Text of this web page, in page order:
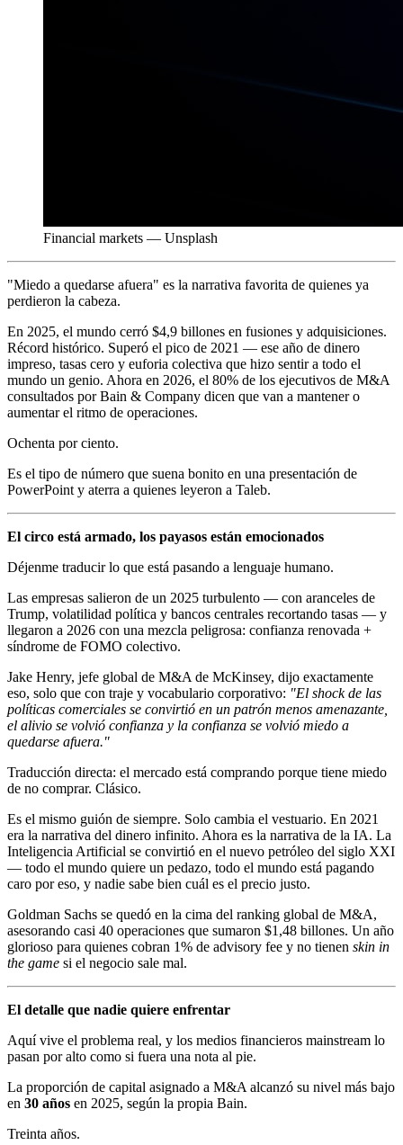
Financial markets — Unsplash
"Miedo a quedarse afuera" es la narrativa favorita de quienes ya
perdieron la cabeza.
En 2025, el mundo cerró $4,9 billones en fusiones y adquisiciones.
Récord histórico. Superó el pico de 2021 — ese año de dinero
impreso, tasas cero y euforia colectiva que hizo sentir a todo el
mundo un genio. Ahora en 2026, el 80% de los ejecutivos de M&A
consultados por Bain & Company dicen que van a mantener o
aumentar el ritmo de operaciones.
Ochenta por ciento.
Es el tipo de número que suena bonito en una presentación de
PowerPoint y aterra a quienes leyeron a Taleb.
El circo está armado, los payasos están emocionados
Déjenme traducir lo que está pasando a lenguaje humano.
Las empresas salieron de un 2025 turbulento — con aranceles de
Trump, volatilidad política y bancos centrales recortando tasas — y
llegaron a 2026 con una mezcla peligrosa: confianza renovada +
síndrome de FOMO colectivo.
Jake Henry, jefe global de M&A de McKinsey, dijo exactamente
eso, solo que con traje y vocabulario corporativo: "El shock de las
políticas comerciales se convirtió en un patrón menos amenazante,
el alivio se volvió confianza y la confianza se volvió miedo a
quedarse afuera."
Traducción directa: el mercado está comprando porque tiene miedo
de no comprar. Clásico.
Es el mismo guión de siempre. Solo cambia el vestuario. En 2021
era la narrativa del dinero infinito. Ahora es la narrativa de la IA. La
Inteligencia Artificial se convirtió en el nuevo petróleo del siglo XXI
— todo el mundo quiere un pedazo, todo el mundo está pagando
caro por eso, y nadie sabe bien cuál es el precio justo.
Goldman Sachs se quedó en la cima del ranking global de M&A,
asesorando casi 40 operaciones que sumaron $1,48 billones. Un año
glorioso para quienes cobran 1% de advisory fee y no tienen skin in
the game si el negocio sale mal.
El detalle que nadie quiere enfrentar
Aquí vive el problema real, y los medios financieros mainstream lo
pasan por alto como si fuera una nota al pie.
La proporción de capital asignado a M&A alcanzó su nivel más bajo
en 30 años en 2025, según la propia Bain.
Treinta años.